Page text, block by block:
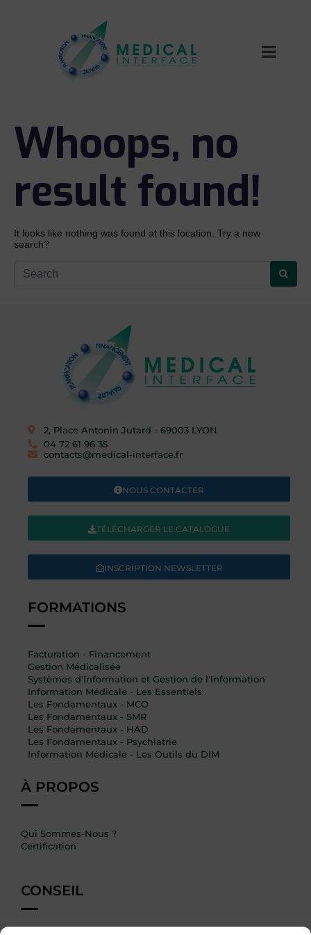
Whoops, no
result found!
It looks like nothing was found at this location. Try a new
search?
2, Place Antonin Jutard - 69003 LYON​
04 72 61 96 35
contacts@medical-interface.fr
NOUS CONTACTER
TÉLÉCHARGER LE CATALOGUE
INSCRIPTION NEWSLETTER
FORMATIONS
Facturation - Financement
Gestion Médicalisée
Systèmes d'Information et Gestion de l'Information
Information Médicale - Les Essentiels
Les Fondamentaux - MCO
Les Fondamentaux - SMR
Les Fondamentaux - HAD
Les Fondamentaux - Psychiatrie
Information Médicale - Les Outils du DIM
À PROPOS
Qui Sommes-Nous ?
Certification
CONSEIL